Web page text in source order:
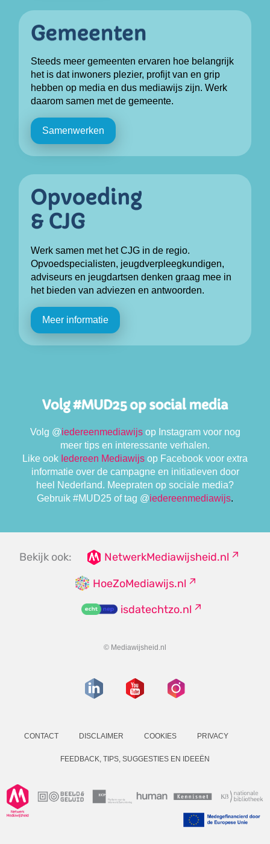
Steeds meer gemeenten ervaren hoe belangrijk
het is dat inwoners plezier, profijt van en grip
hebben op media en dus mediawijs zijn. Werk
daarom samen met de gemeente.
Samenwerken
Werk samen met het CJG in de regio.
Opvoedspecialisten, jeugdverpleegkundigen,
adviseurs en jeugdartsen denken graag mee in
het bieden van adviezen en antwoorden.
Meer informatie
Volg @iedereenmediawijs op Instagram voor nog
meer tips en interessante verhalen.
Like ook Iedereen Mediawijs op Facebook voor extra
informatie over de campagne en initiatieven door
heel Nederland. Meepraten op sociale media?
Gebruik #MUD25 of tag @iedereenmediawijs.
Bekijk ook:
NetwerkMediawijsheid.nl
HoeZoMediawijs.nl
isdatechtzo.nl
© Mediawijsheid.nl
CONTACT DISCLAIMER COOKIES PRIVACY
FEEDBACK, TIPS, SUGGESTIES EN IDEEËN